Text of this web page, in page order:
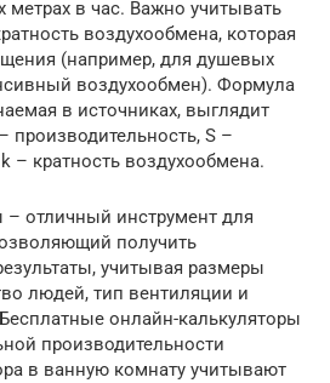
метрах в час. Важно учитывать
воздухообмена, которая
(например, для душевых
воздухообмен). Формула
в источниках, выглядит
производительность, S –
– кратность воздухообмена.
– отличный инструмент для
получить
учитывая размеры
людей, тип вентиляции и
онлайн-калькуляторы
производительности
в ванную комнату учитывают